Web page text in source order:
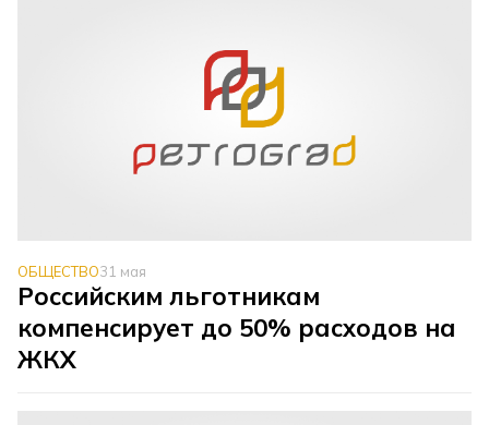
ОБЩЕСТВО31 мая
Российским льготникам
компенсирует до 50% расходов на
ЖКХ